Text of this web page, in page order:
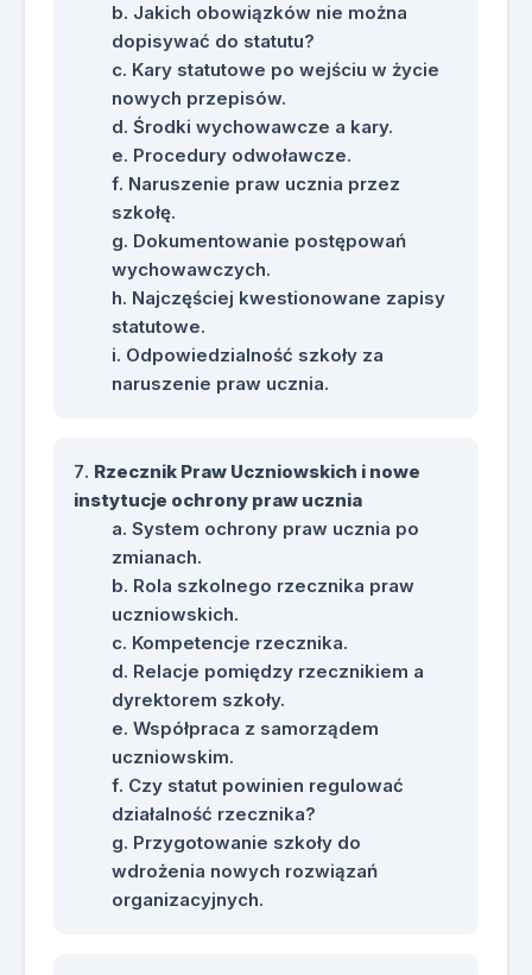
Jakich obowiązków nie można
dopisywać do statutu?
Kary statutowe po wejściu w życie
nowych przepisów.
Środki wychowawcze a kary.
Procedury odwoławcze.
Naruszenie praw ucznia przez
szkołę.
Dokumentowanie postępowań
wychowawczych.
Najczęściej kwestionowane zapisy
statutowe.
Odpowiedzialność szkoły za
naruszenie praw ucznia.
Rzecznik Praw Uczniowskich i nowe
instytucje ochrony praw ucznia
System ochrony praw ucznia po
zmianach.
Rola szkolnego rzecznika praw
uczniowskich.
Kompetencje rzecznika.
Relacje pomiędzy rzecznikiem a
dyrektorem szkoły.
Współpraca z samorządem
uczniowskim.
Czy statut powinien regulować
działalność rzecznika?
Przygotowanie szkoły do
wdrożenia nowych rozwiązań
organizacyjnych.